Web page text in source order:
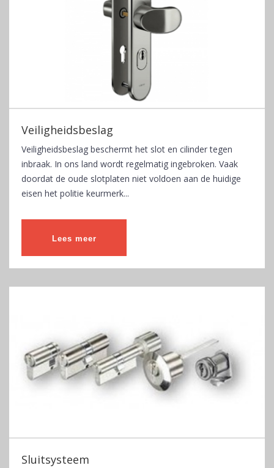
Veiligheidsbeslag
Veiligheidsbeslag beschermt het slot en cilinder tegen
inbraak. In ons land wordt regelmatig ingebroken. Vaak
doordat de oude slotplaten niet voldoen aan de huidige
eisen het politie keurmerk...
Lees meer
Sluitsysteem